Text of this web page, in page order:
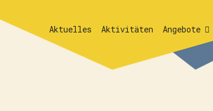
Aktuelles Aktivitäten Angebote